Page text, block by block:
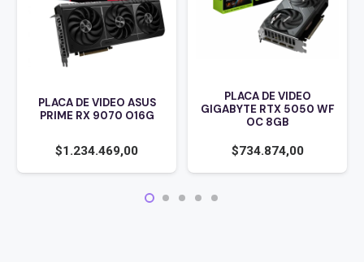
PLACA DE VIDEO ASUS
PRIME RX 9070 O16G
$1.234.469,00
PLACA DE VIDEO
GIGABYTE RTX 5050 WF
OC 8GB
$734.874,00